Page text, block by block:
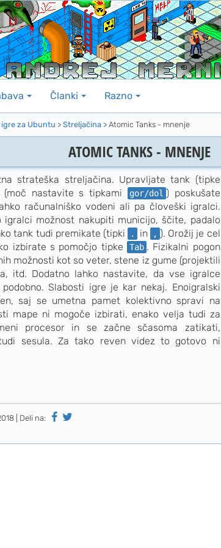
Članki Razno
za Ubuntu > Streljačina > Atomic Tanks - mnenje
ATOMIC TANKS - MNENJE
strateška streljačina. Upravljate tank (tipke
nastavite s tipkami gor/dol ) poskušate
računalniško vodeni ali pa človeški igralci.
igralci možnost nakupiti municijo, ščite, padalo
tank tudi premikate (tipki
. in , ). Orožij je cel
izbirate s pomočjo tipke
Tab . Fizikalni pogon
možnosti kot so veter, stene iz gume (projektili
itd. Dodatno lahko nastavite, da vse igralce
Slabosti igre je kar nekaj. Enoigralski
saj se umetna pamet kolektivno spravi na
mape ni mogoče izbirati, enako velja tudi za
procesor in se začne sčasoma zatikati,
sesula. Za tako reven videz to gotovo ni
| Deli na: